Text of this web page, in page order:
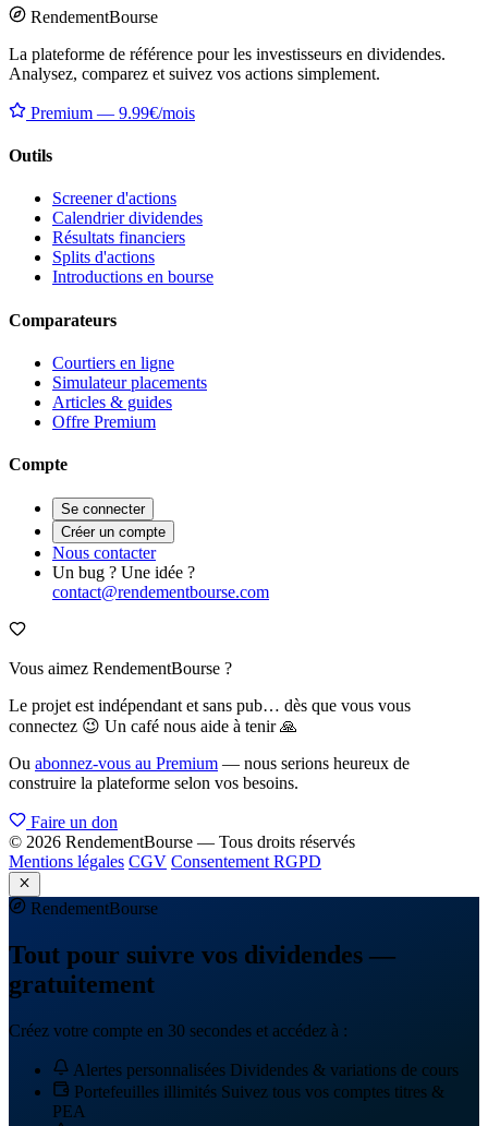
RendementBourse
La plateforme de référence pour les investisseurs en dividendes.
Analysez, comparez et suivez vos actions simplement.
Premium — 9.99€/mois
Outils
Screener d'actions
Calendrier dividendes
Résultats financiers
Splits d'actions
Introductions en bourse
Comparateurs
Courtiers en ligne
Simulateur placements
Articles & guides
Offre Premium
Compte
Se connecter
Créer un compte
Nous contacter
Un bug ? Une idée ?
contact@rendementbourse.com
Vous aimez RendementBourse ?
Le projet est indépendant et sans pub… dès que vous vous
connectez 😉 Un café nous aide à tenir 🙏
Ou abonnez-vous au Premium — nous serions heureux de
construire la plateforme selon vos besoins.
Faire un don
© 2026 RendementBourse — Tous droits réservés
Mentions légales CGV Consentement RGPD
RendementBourse
Tout pour suivre vos dividendes —
gratuitement
Créez votre compte en 30 secondes et accédez à :
Alertes personnalisées Dividendes & variations de cours
Portefeuilles illimités Suivez tous vos comptes titres &
PEA